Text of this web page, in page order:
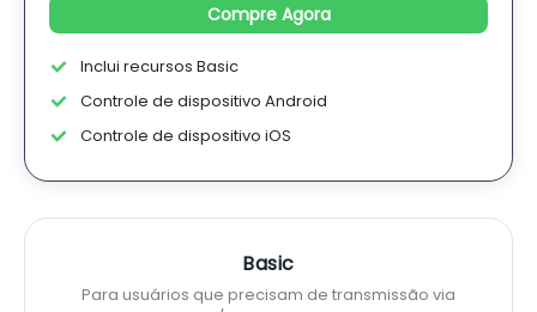
Basic
Para usuários que precisam de transmissão via
Compre Agora
Inclui recursos Basic
Controle de dispositivo Android
Controle de dispositivo iOS